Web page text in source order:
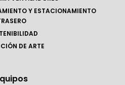
Y ESTACIONAMIENTO
DE ARTE